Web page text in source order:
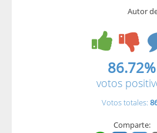
Autor
86.72%
votos
Votos totales:
Comparte: